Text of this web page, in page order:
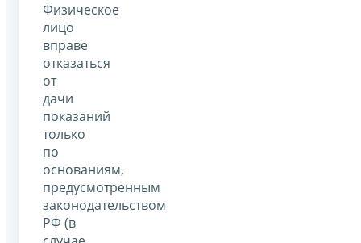
Физическое
лицо
вправе
отказаться
от
дачи
показаний
только
по
основаниям,
предусмотренным
законодательством
РФ (в